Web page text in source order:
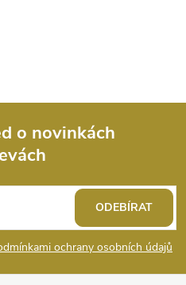
o novinkách
ochrany osobních údajů
ODEBÍRAT